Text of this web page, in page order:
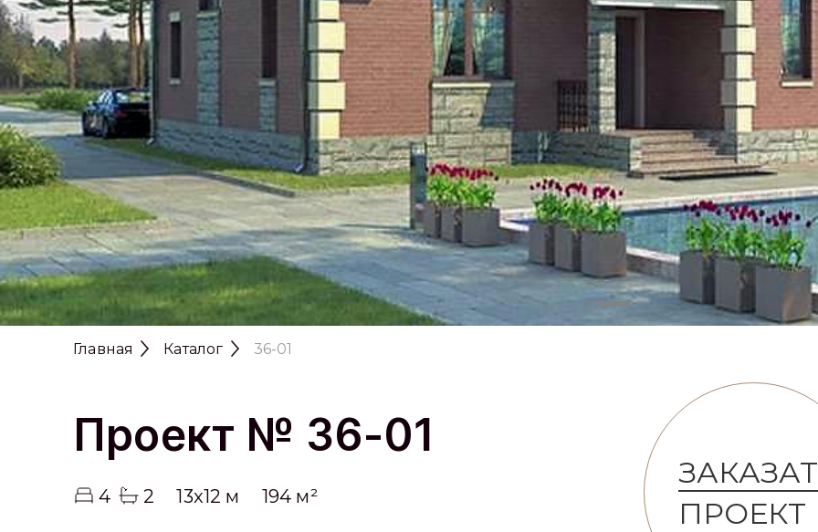
Главная Каталог 36-01
Проект № 36-01
4 2 13x12 м 194 м²
ПРОЕКТ